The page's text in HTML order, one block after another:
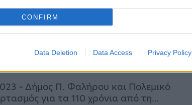
CONFIRM
Data Deletion Data Access Privacy Policy
Παλαιό Φάληρο: Φίμωσαν και έδεσαν
να την κλέψουν (Βίντεο)
2023
σοκ έδωσαν καταθέσεις η μητέρα και ο πατέρας
– Δήμος Π. Φαλήρου και Πολεμικό
για τα 110 χρόνια από τη…